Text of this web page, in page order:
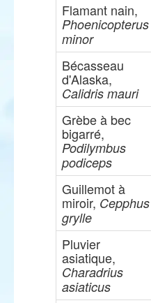
Flamant nain,
Phoenicopterus
minor
Bécasseau
d'Alaska,
Calidris mauri
Grèbe à bec
bigarré,
Podilymbus
podiceps
Guillemot à
miroir, Cepphus
grylle
Pluvier
asiatique,
Charadrius
asiaticus